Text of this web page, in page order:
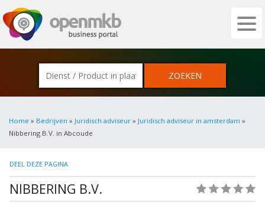
OPENMKB - DE ZAKELIJKE PORTAL
Home » Bedrijven » Juridisch adviseur » Juridisch adviseur in amsterdam »
Nibbering B.V. in Abcoude
DEEL DEZE PAGINA
NIBBERING B.V.